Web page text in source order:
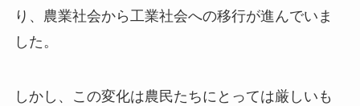
り、農業社会から工業社会への移行が進んでいま
した。
しかし、この変化は農民たちにとっては厳しいも